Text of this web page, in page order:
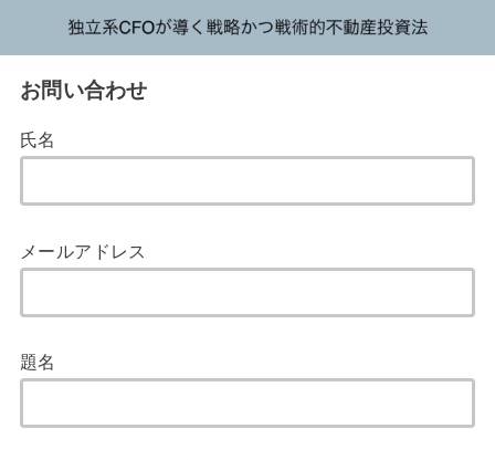
お問い合わせ
氏名
メールアドレス
題名